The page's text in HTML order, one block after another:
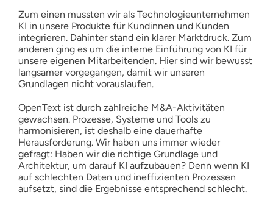
Zum einen mussten wir als Technologieunternehmen
KI in unsere Produkte für Kundinnen und Kunden
integrieren. Dahinter stand ein klarer Marktdruck. Zum
anderen ging es um die interne Einführung von KI für
unsere eigenen Mitarbeitenden. Hier sind wir bewusst
langsamer vorgegangen, damit wir unseren
Grundlagen nicht vorauslaufen.
OpenText ist durch zahlreiche M&A-Aktivitäten
gewachsen. Prozesse, Systeme und Tools zu
harmonisieren, ist deshalb eine dauerhafte
Herausforderung. Wir haben uns immer wieder
gefragt: Haben wir die richtige Grundlage und
Architektur, um darauf KI aufzubauen? Denn wenn KI
auf schlechten Daten und ineffizienten Prozessen
aufsetzt, sind die Ergebnisse entsprechend schlecht.